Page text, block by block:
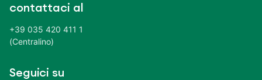
contattaci al
+39 035 420 411 1
(Centralino)
Seguici su